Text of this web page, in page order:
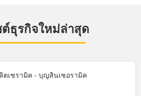
ต์ธุรกิจใหม่ล่าสุด
ตเซรามิค - บุญสินเซอรามิค